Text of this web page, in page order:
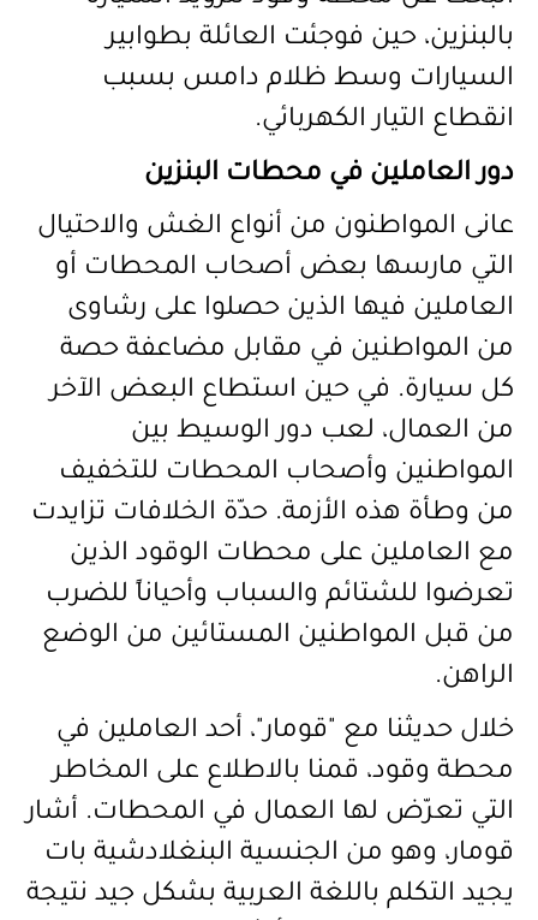
بالبنزين، حين فوجئت العائلة بطوابير
السيارات وسط ظلام دامس بسبب
انقطاع التيار الكهربائي.
دور العاملين في محطات البنزين
عانى المواطنون من أنواع الغش والاحتيال
التي مارسها بعض أصحاب المحطات أو
العاملين فيها الذين حصلوا على رشاوى
من المواطنين في مقابل مضاعفة حصة
كل سيارة. في حين استطاع البعض الآخر
من العمال، لعب دور الوسيط بين
المواطنين وأصحاب المحطات للتخفيف
من وطأة هذه الأزمة. حدّة الخلافات تزايدت
مع العاملين على محطات الوقود الذين
تعرضوا للشتائم والسباب وأحياناً للضرب
من قبل المواطنين المستائين من الوضع
الراهن.
خلال حديثنا مع "قومار"، أحد العاملين في
محطة وقود، قمنا بالاطلاع على المخاطر
التي تعرّض لها العمال في المحطات. أشار
قومار، وهو من الجنسية البنغلادشية بات
يجيد التكلم باللغة العربية بشكل جيد نتيجة